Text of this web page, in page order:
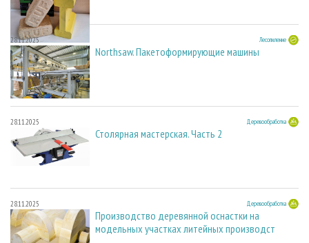
28.11.2025 Лесопиление
Northsaw. Пакетоформирующие машины
28.11.2025 Деревообработка
Столярная мастерская. Часть 2
28.11.2025 Деревообработка
Производство деревянной оснастки на
модельных участках литейных производст